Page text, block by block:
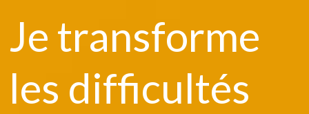
Je transforme
les difficultés